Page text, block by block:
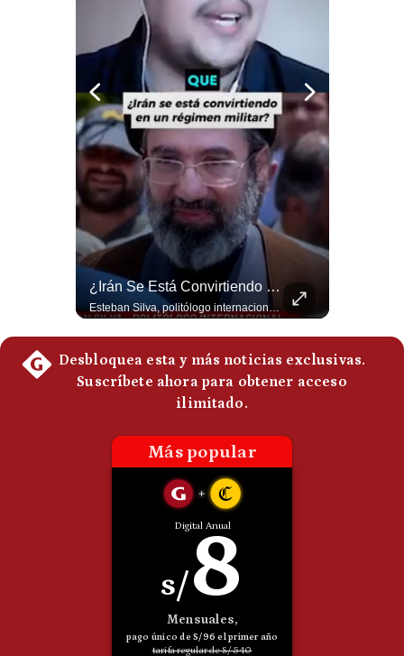
Privacidad
Preguntas
Frecuentes
¿Irán Se Está Convirtiendo En Un Régimen Militar? | #radar24